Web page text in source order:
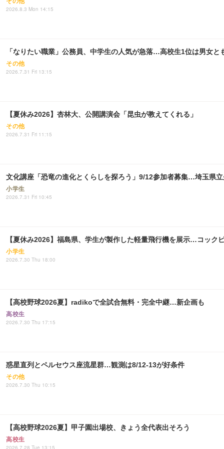
2026.8.3 Mon 14:15
「なりたい職業」公務員、中学生の人気が急落…高校生1位は男女と
その他
2026.7.31 Fri 13:15
【夏休み2026】杏林大、公開講演会「昆虫が教えてくれる」
その他
2026.7.31 Fri 11:15
文化講座「恐竜の進化とくらしを探ろう」9/12参加者募集…埼玉県
小学生
2026.7.31 Fri 10:45
【夏休み2026】福島県、学生が製作した軽量飛行機を展示…コック
小学生
2026.7.30 Thu 18:00
【高校野球2026夏】radikoで全試合無料・完全中継…新企画も
高校生
2026.7.30 Thu 17:15
惑星直列とペルセウス座流星群…観測は8/12-13が好条件
その他
2026.7.30 Thu 10:15
【高校野球2026夏】甲子園出場校、きょう全代表出そろう
高校生
2026.7.28 Tue 13:15